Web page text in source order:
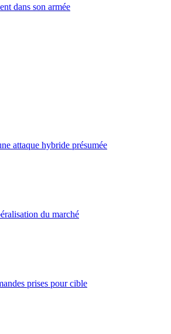
dans son armée
attaque hybride présumée
du marché
prises pour cible